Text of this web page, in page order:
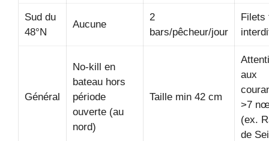
Sud du
48°N
Aucune
2
bars/pêcheur/jour
Filets
Général
No-kill en
bateau hors
période
ouverte (au
nord)
Taille min 42 cm
aux
>7
(ex.
de